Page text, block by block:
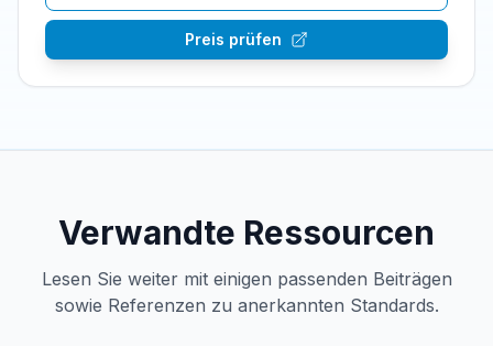
Preis prüfen
Verwandte Ressourcen
Lesen Sie weiter mit einigen passenden Beiträgen
sowie Referenzen zu anerkannten Standards.